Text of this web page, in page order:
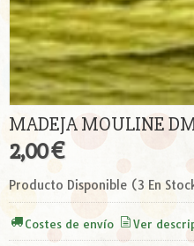
MADEJA MOULINE
2,00 €
Producto Disponible (3 En
Costes de envío Ver